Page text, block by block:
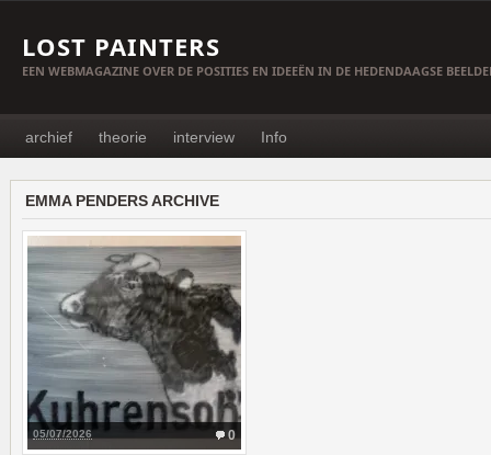
LOST PAINTERS
EEN WEBMAGAZINE OVER DE POSITIES EN IDEEËN IN DE HEDENDAAGSE
archief theorie interview Info
EMMA PENDERS ARCHIVE
0
05/07/2026